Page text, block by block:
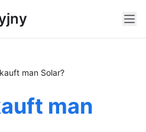
man Solar?
man